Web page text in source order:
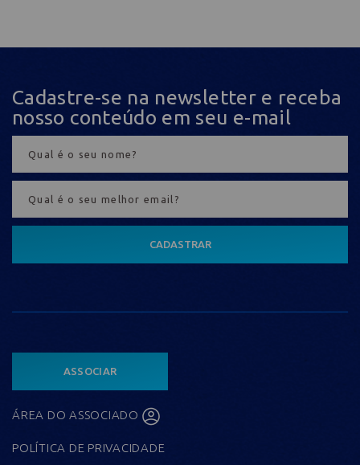
Cadastre-se na newsletter e receba
nosso conteúdo em seu e-mail
CADASTRAR
ASSOCIAR
ÁREA DO ASSOCIADO
POLÍTICA DE PRIVACIDADE